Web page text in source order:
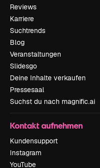
Reviews
Karriere
Suchtrends
Blog
Veranstaltungen
Slidesgo
Deine Inhalte verkaufen
Pressesaal
Suchst du nach magnific.ai
Kontakt aufnehmen
Kundensupport
Instagram
YouTube